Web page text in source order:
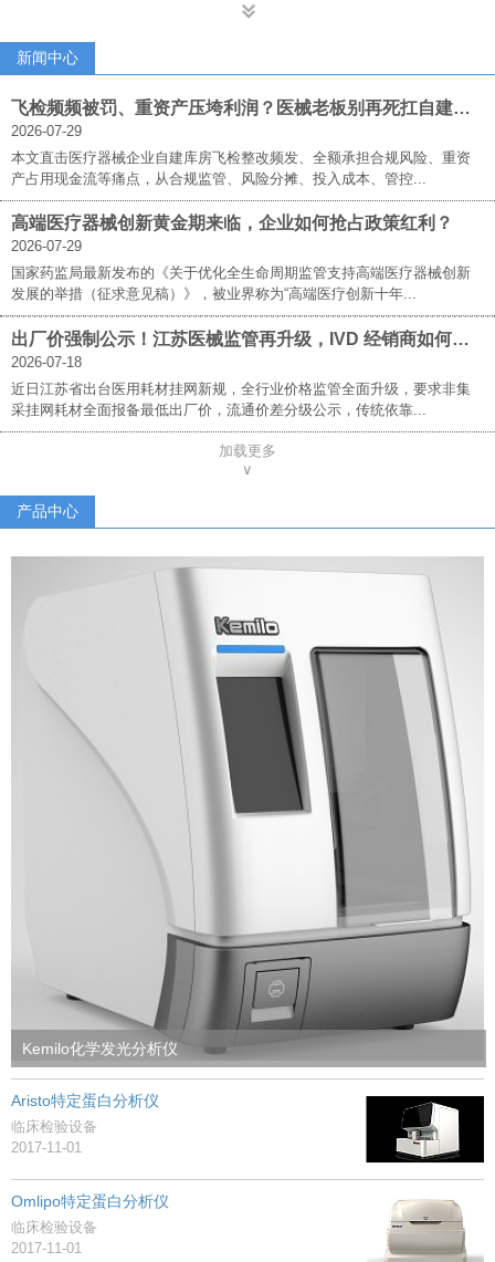

新闻中心
飞检频频被罚、重资产压垮利润？医械老板别再死扛自建库房！立菲佰世三方仓才是破局答案
2026-07-29
本文直击医疗器械企业自建库房飞检整改频发、全额承担合规风险、重资
产占用现金流等痛点，从合规监管、风险分摊、投入成本、管控...
高端医疗器械创新黄金期来临，企业如何抢占政策红利？
2026-07-29
国家药监局最新发布的《关于优化全生命周期监管支持高端医疗器械创新
发展的举措（征求意见稿）》，被业界称为“高端医疗创新十年...
出厂价强制公示！江苏医械监管再升级，IVD 经销商如何破局求生？
2026-07-18
近日江苏省出台医用耗材挂网新规，全行业价格监管全面升级，要求非集
采挂网耗材全面报备最低出厂价，流通价差分级公示，传统依靠...
加载更多
∨
产品中心
Kemilo化学发光分析仪
Aristo特定蛋白分析仪
临床检验设备
2017-11-01
Omlipo特定蛋白分析仪
临床检验设备
2017-11-01